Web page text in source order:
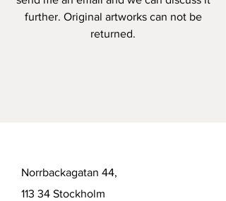
further. Original artworks can not be
returned.
Norrbackagatan 44,
113 34 Stockholm